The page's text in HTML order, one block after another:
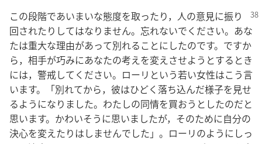
この段階であいまいな態度を取ったり，人の意見に振り
回されたりしてはなりません。忘れないでください。あな
たは重大な理由があって別れることにしたのです。ですか
ら，相手が巧みにあなたの考えを変えさせようとするとき
には，警戒してください。ローリという若い女性はこう言
います。「別れてから，彼はひどく落ち込んだ様子を見せ
るようになりました。わたしの同情を買おうとしたのだと
思います。かわいそうに思いましたが，そのために自分の
決心を変えたりはしませんでした」。ローリのようにしっ